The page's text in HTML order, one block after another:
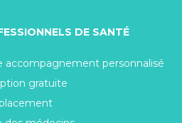
DE SANTÉ
accompagnement personnalisé
gratuite